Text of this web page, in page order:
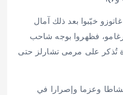
خيّبوا بعد ذلك آمال
فظهروا بوجه شاحب
على مرمى تشارلز حتى
وعزما وإصرارا في